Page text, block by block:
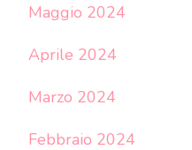
Maggio 2024
Aprile 2024
Marzo 2024
Febbraio 2024